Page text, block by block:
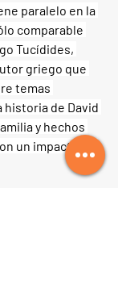
paralelo en la
comparable
Tucídides,
griego que
temas
de David
y hechos
un impacto en